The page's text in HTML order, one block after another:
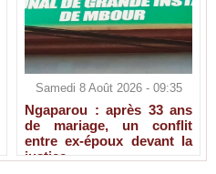
Samedi 8 Août 2026 - 09:35
Ngaparou : après 33 ans
de mariage, un conflit
entre ex-époux devant la
justice